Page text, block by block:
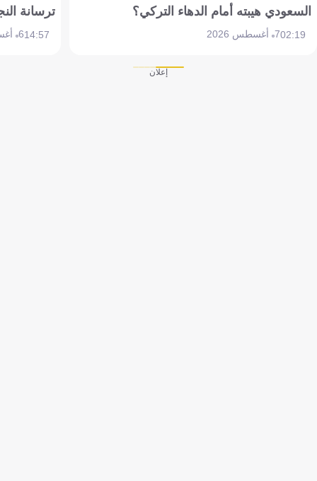
السعودي هيبته أمام الدهاء التركي؟
02:197 أغسطس 2026
ترسانة
14:576 أغسطس 2026
إعلان